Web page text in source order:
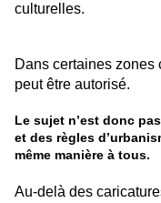
culturelles.
Dans certaines zones
peut être autorisé.
Le sujet n’est donc
et des règles
même manière à tous.
Au-delà des